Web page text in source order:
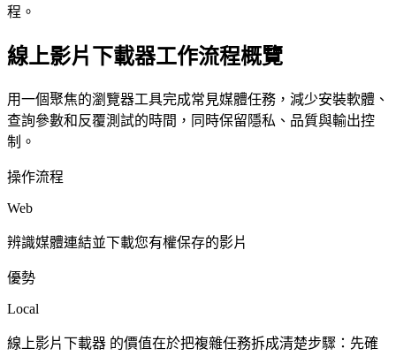
程。
線上影片下載器工作流程概覽
用一個聚焦的瀏覽器工具完成常見媒體任務，減少安裝軟體、
查詢參數和反覆測試的時間，同時保留隱私、品質與輸出控
制。
操作流程
Web
辨識媒體連結並下載您有權保存的影片
優勢
Local
線上影片下載器 的價值在於把複雜任務拆成清楚步驟：先確